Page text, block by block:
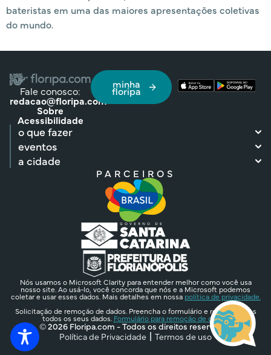
bateristas em uma das maiores apresentações coletivas
do mundo.
Fale conosco:
redacao@floripa.com
Sobre
Acessibilidade
minha
floripa
o que fazer
eventos
a cidade
PARCEIROS
Nós usamos o Microsoft Clarity para entender melhor como você usa
nosso site. Ao usá-lo, você concorda que nós e a Microsoft podemos
coletar e usar esses dados. Mais detalhes em nossa política de privacidade.
Solicitação de remoção de dados. Preencha o formulário e removeremos
todos os seus dados. Formulário para remoção de dados.
© 2026 Floripa.com - Todos os direitos reservados
Política de Privacidade
Termos de uso